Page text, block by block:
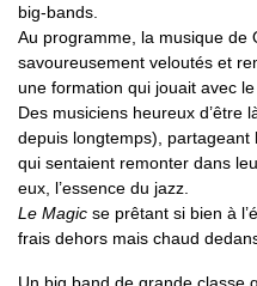
big-bands.
Au programme, la musique de
savoureusement veloutés et
une formation qui jouait avec
Des musiciens heureux d’être
depuis longtemps),
qui sentaient remonter dans
eux, l’essence du jazz.
Le Magic se prêtant si bien à
frais dehors mais chaud
Un big band de grande classe